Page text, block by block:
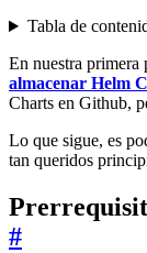
Tabla de
En nuestra primera
almacenar Helm
Charts en Github,
Lo que sigue, es
tan queridos
#